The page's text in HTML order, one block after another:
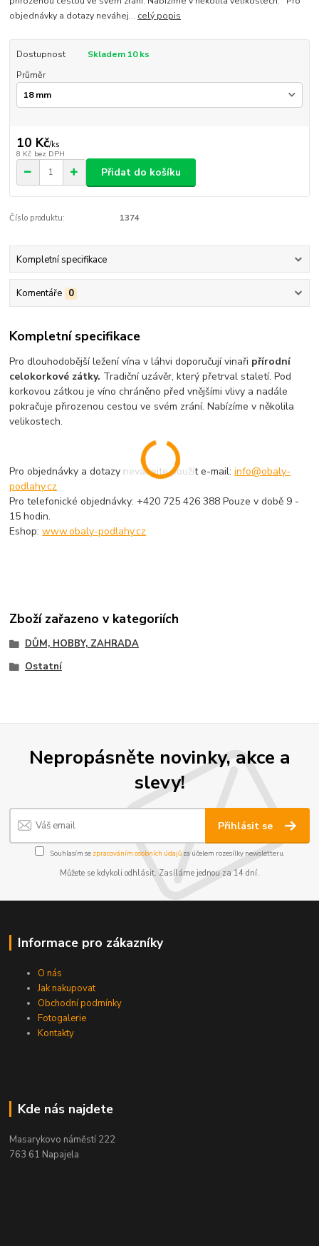
objednávky a dotazy neváhej... celý popis
Dostupnost
Skladem 10 ks
Průměr
10 Kč/ks
8 Kč bez DPH
Přidat do košíku
Číslo produktu: 1374
Kompletní specifikace
Komentáře 0
Kompletní specifikace
Pro dlouhodobější ležení vína v láhvi doporučují vinaři přírodní
celokorkové zátky. Tradiční uzávěr, který přetrval staletí. Pod
korkovou zátkou je víno chráněno před vnějšími vlivy a nadále
pokračuje přirozenou cestou ve svém zrání. Nabízíme v několila
velikostech.
Pro objednávky a dotazy neváhejte použít e-mail:info@obaly-
podlahy.cz
Pro telefonické objednávky: +420 725 426 388 Pouze v době 9 -
15 hodin.
Eshop:www.obaly-podlahy.cz
Zboží zařazeno v kategoriích
DŮM, HOBBY, ZAHRADA
Ostatní
Nepropásněte novinky, akce a
slevy!
Přihlásit se
Souhlasím se zpracováním osobních údajůza účelem rozesílky newsletteru.
Můžete se kdykoli odhlásit. Zasíláme jednou za 14 dní.
Informace pro zákazníky
O nás
Jak nakupovat
Obchodní podmínky
Fotogalerie
Kontakty
Kde nás najdete
Masarykovo náměstí 222
763 61 Napajela